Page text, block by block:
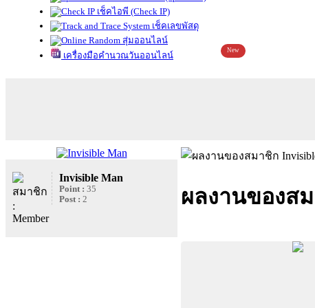
เช็คไอพี (Check IP)
เช็คเลขพัสดุ
สุ่มออนไลน์
เครื่องมือคำนวณวันออนไลน์
New
Invisible Man
Point : 35
Post : 2 ผลงานของส